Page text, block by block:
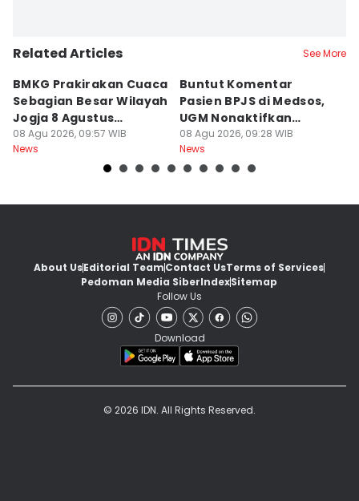
Related Articles See More
BMKG Prakirakan Cuaca
Sebagian Besar Wilayah
Jogja 8 Agustus
Berawan
08 Agu 2026, 09:57 WIB
News
Buntut Komentar
Pasien BPJS di Medsos,
UGM Nonaktifkan
Dokter PPDS
08 Agu 2026, 09:28 WIB
News
About UsEditorial TeamContact UsTerms of Services
Pedoman Media SiberIndexSitemap
Follow Us
Download
© 2026 IDN. All Rights Reserved.